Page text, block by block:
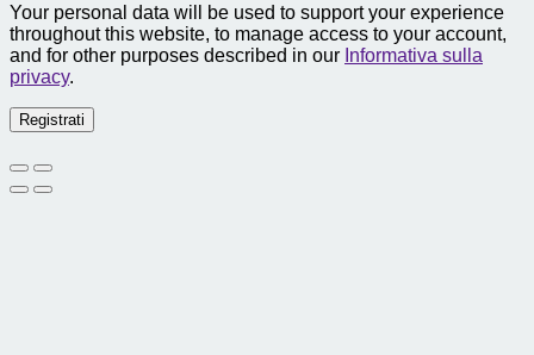
Your personal data will be used to support your experience
throughout this website, to manage access to your account,
and for other purposes described in our Informativa sulla
privacy.
Registrati